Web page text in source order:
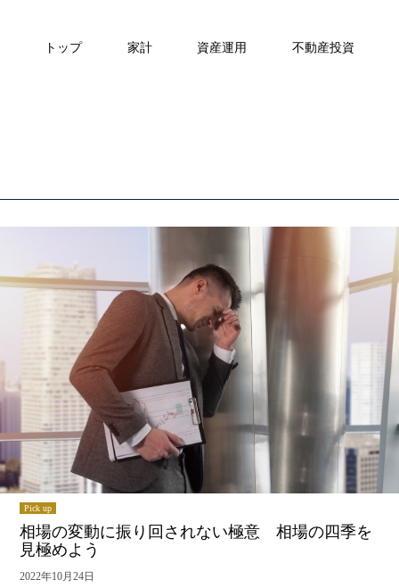
トップ 家計 資産運用 不動産投資
Pick up
相場の変動に振り回されない極意 相場の四季を
見極めよう
2022年10月24日